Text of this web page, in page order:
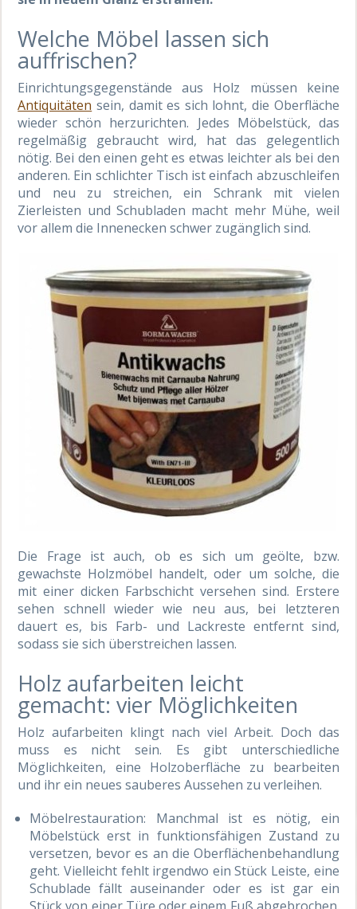
Welche Möbel lassen sich
auffrischen?
Einrichtungsgegenstände aus Holz müssen keine
Antiquitäten sein, damit es sich lohnt, die Oberfläche
wieder schön herzurichten. Jedes Möbelstück, das
regelmäßig gebraucht wird, hat das gelegentlich
nötig. Bei den einen geht es etwas leichter als bei den
anderen. Ein schlichter Tisch ist einfach abzuschleifen
und neu zu streichen, ein Schrank mit vielen
Zierleisten und Schubladen macht mehr Mühe, weil
vor allem die Innenecken schwer zugänglich sind.
Die Frage ist auch, ob es sich um geölte, bzw.
gewachste Holzmöbel handelt, oder um solche, die
mit einer dicken Farbschicht versehen sind. Erstere
sehen schnell wieder wie neu aus, bei letzteren
dauert es, bis Farb- und Lackreste entfernt sind,
sodass sie sich überstreichen lassen.
Holz aufarbeiten leicht
gemacht: vier Möglichkeiten
Holz aufarbeiten klingt nach viel Arbeit. Doch das
muss es nicht sein. Es gibt unterschiedliche
Möglichkeiten, eine Holzoberfläche zu bearbeiten
und ihr ein neues sauberes Aussehen zu verleihen.
Möbelrestauration: Manchmal ist es nötig, ein
Möbelstück erst in funktionsfähigen Zustand zu
versetzen, bevor es an die Oberflächenbehandlung
geht. Vielleicht fehlt irgendwo ein Stück Leiste, eine
Schublade fällt auseinander oder es ist gar ein